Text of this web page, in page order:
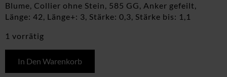
Blume, Collier ohne Stein, 585 GG, Anker gefeilt,
Länge: 42, Länge+: 3, Stärke: 0,3, Stärke bis: 1,1
1 vorrätig
In Den Warenkorb